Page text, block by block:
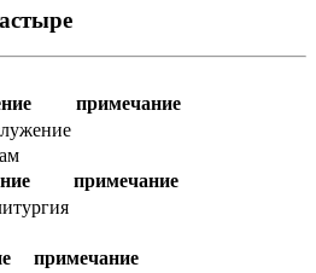
примечание
примечание
примечание